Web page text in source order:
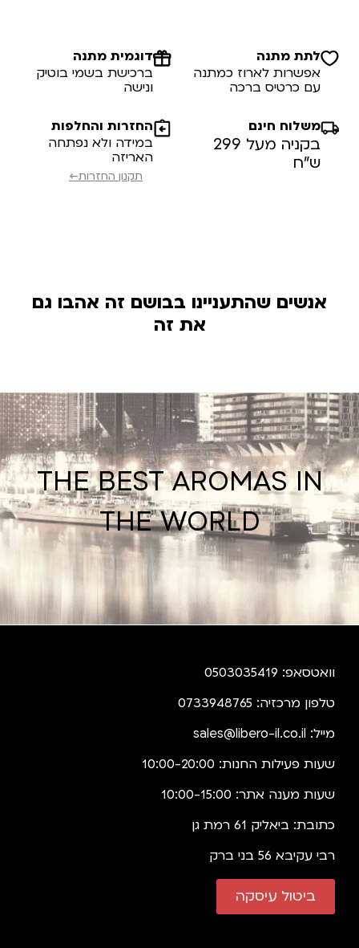
לתת מתנה
אפשרות לארוז כמתנה
עם כרטיס ברכה
דוגמית מתנה
ברכישת בשמי בוטיק
ונישה
משלוח חינם
בקניה מעל 299
ש”ח
החזרות והחלפות
במידה ולא נפתחה
האריזה
תקנון החזרות←
אנשים שהתעניינו בבושם זה אהבו גם
את זה
THE BEST AROMAS IN
THE WORLD
וואטסאפ: 0503035419
טלפון מרכזיה: 0733948765
מייל: sales@libero-il.co.il
שעות פעילות החנות: 10:00-20:00
שעות מענה אתר: 10:00-15:00
כתובת: ביאליק 61 רמת גן
רבי עקיבא 56 בני ברק
ביטול עיסקה